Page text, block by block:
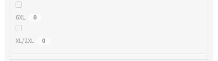
6XL 0
XL/2XL 0